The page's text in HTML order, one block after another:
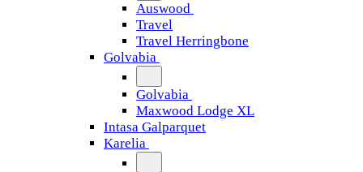
Auswood
Travel
Travel Herringbone
Golvabia
Golvabia
Maxwood Lodge XL
Intasa Galparquet
Karelia